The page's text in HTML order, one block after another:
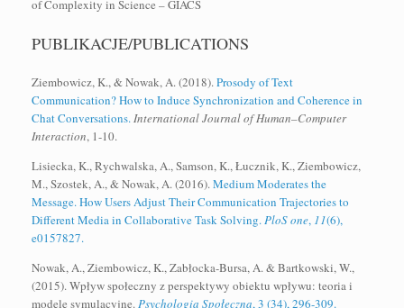
of Complexity in Science – GIACS
PUBLIKACJE/PUBLICATIONS
Ziembowicz, K., & Nowak, A. (2018).Prosody of Text
Communication? How to Induce Synchronization and Coherence in
Chat Conversations.International Journal of Human–Computer
Interaction, 1-10.
Lisiecka, K., Rychwalska, A., Samson, K., Łucznik, K., Ziembowicz,
M., Szostek, A., & Nowak, A. (2016).Medium Moderates the
Message. How Users Adjust Their Communication Trajectories to
Different Media in Collaborative Task Solving.PloS one, 11(6),
e0157827.
Nowak, A., Ziembowicz, K., Zabłocka-Bursa, A. & Bartkowski, W.,
(2015). Wpływ społeczny z perspektywy obiektu wpływu: teoria i
modele symulacyjne.Psychologia Społeczna, 3 (34), 296-309.